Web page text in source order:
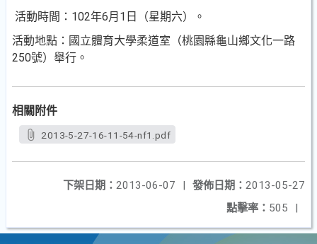
活動時間：102年6月1日（星期六）。
活動地點：國立體育大學柔道室（桃園縣龜山鄉文化一路
250號）舉行。
相關附件
2013-5-27-16-11-54-nf1.pdf
發佈日期： 2013-05-27
下架日期： 2013-06-07
|
點擊率： 505 |